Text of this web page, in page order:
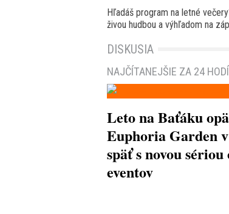
Hľadáš program na letné
živou hudbou a výhľadom na
DISKUSIA
NAJČÍTANEJŠIE ZA 24
Leto na Baťáku
Euphoria Garden
späť s novou
eventov